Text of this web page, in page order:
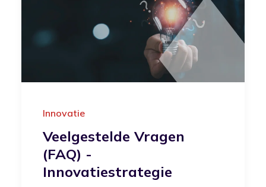
Innovatie
Veelgestelde Vragen
(FAQ) -
Innovatiestrategie